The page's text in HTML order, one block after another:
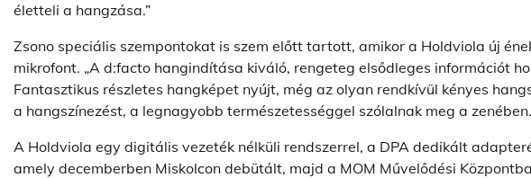
életteli a hangzása.”
Zsono speciális szempontokat is szem előtt tartott, amikor a Holdviola új
mikrofont. „A d:facto hangindítása kiváló, rengeteg elsődleges információt
Fantasztikus részletes hangképet nyújt, még az olyan rendkívül kényes
a hangszínezést, a legnagyobb természetességgel szólalnak meg a
A Holdviola egy digitális vezeték nélküli rendszerrel, a DPA dedikált
amely decemberben Miskolcon debütált, majd a MOM Művelődési